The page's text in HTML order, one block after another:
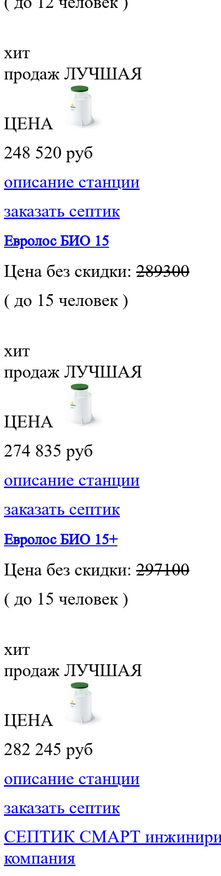
хит
продаж ЛУЧШАЯ
ЦЕНА
248 520 руб
описание станции
заказать септик
Евролос БИО 15
Цена без скидки: 289300
( до 15 человек )
хит
продаж ЛУЧШАЯ
ЦЕНА
274 835 руб
описание станции
заказать септик
Евролос БИО 15+
Цена без скидки: 297100
( до 15 человек )
хит
продаж ЛУЧШАЯ
ЦЕНА
282 245 руб
описание станции
заказать септик
СЕПТИК СМАРТ
компания